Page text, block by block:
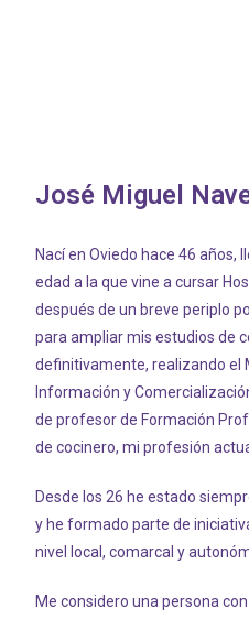
José Miguel
Nací en Oviedo hace 46 años,
edad a la que vine a cursar
después de un breve periplo
para ampliar mis estudios de
definitivamente, realizando el
Información y
de profesor de Formación
de cocinero, mi profesión
Desde los 26 he estado
y he formado parte de
nivel local, comarcal y
Me considero una persona